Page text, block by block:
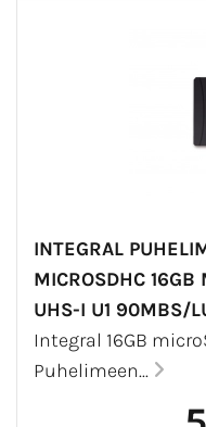
INTEGRAL
MICROSDHC 16GB
UHS-I U1 90MBS/
Integral 16GB
Puhelimeen...